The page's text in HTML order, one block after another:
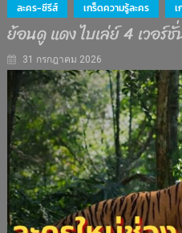
ละคร-ซีรีส์
เกร็ดความรู้ละคร
ย้อนดู แดง ไบเล่ย์ 4 เวอร์
31 กรกฎาคม 2026